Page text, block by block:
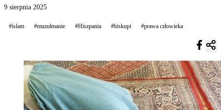
9 sierpnia 2025
#islam #muzułmanie #Hiszpania #biskupi #prawa człowieka